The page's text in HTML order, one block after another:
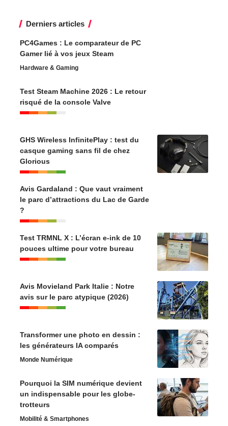
Derniers articles
PC4Games : Le comparateur de PC
Gamer lié à vos jeux Steam
Hardware & Gaming
Test Steam Machine 2026 : Le retour
risqué de la console Valve
GHS Wireless InfinitePlay : test du
casque gaming sans fil de chez
Glorious
Avis Gardaland : Que vaut vraiment
le parc d’attractions du Lac de Garde
?
Test TRMNL X : L’écran e-ink de 10
pouces ultime pour votre bureau
Avis Movieland Park Italie : Notre
avis sur le parc atypique (2026)
Transformer une photo en dessin :
les générateurs IA comparés
Monde Numérique
Pourquoi la SIM numérique devient
un indispensable pour les globe-
trotteurs
Mobilité & Smartphones